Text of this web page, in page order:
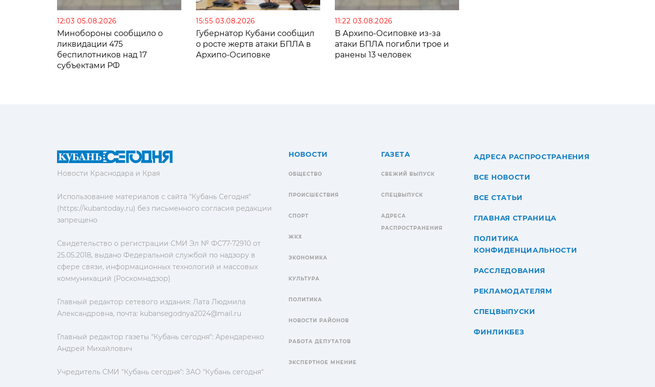
12:03 05.08.2026
Минобороны сообщило о
ликвидации 475
беспилотников над 17
субъектами РФ
15:55 03.08.2026
Губернатор Кубани сообщил
о росте жертв атаки БПЛА в
Архипо-Осиповке
11:22 03.08.2026
В Архипо-Осиповке из-за
атаки БПЛА погибли трое и
ранены 13 человек
Новости Краснодара и Края
Использование материалов с сайта "Кубань Сегодня"
(https://kubantoday.ru) без письменного согласия редакции
запрещено
Свидетельство о регистрации СМИ Эл № ФС77-72910 от
25.05.2018, выдано Федеральной службой по надзору в
сфере связи, информационных технологий и массовых
коммуникаций (Роскомнадзор)
Главный редактор сетевого издания: Лата Людмила
Александровна, почта: kubansegodnya2024@mail.ru
Главный редактор газеты "Кубань сегодня": Арендаренко
Андрей Михайлович
Учредитель СМИ "Кубань сегодня": ЗАО "Кубань сегодня"
НОВОСТИ
ОБЩЕСТВО
ПРОИСШЕСТВИЯ
СПОРТ
ЖКХ
ЭКОНОМИКА
КУЛЬТУРА
ПОЛИТИКА
НОВОСТИ РАЙОНОВ
РАБОТА ДЕПУТАТОВ
ЭКСПЕРТНОЕ МНЕНИЕ
ГАЗЕТА
СВЕЖИЙ ВЫПУСК
СПЕЦВЫПУСК
АДРЕСА
РАСПРОСТРАНЕНИЯ
АДРЕСА РАСПРОСТРАНЕНИЯ
ВСЕ НОВОСТИ
ВСЕ СТАТЬИ
ГЛАВНАЯ СТРАНИЦА
ПОЛИТИКА
КОНФИДЕНЦИАЛЬНОСТИ
РАССЛЕДОВАНИЯ
РЕКЛАМОДАТЕЛЯМ
СПЕЦВЫПУСКИ
ФИНЛИКБЕЗ